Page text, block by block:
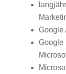
Google
Google